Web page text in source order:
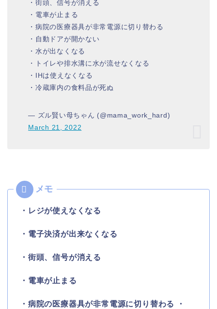
・街頭、信号が消える
・電車が止まる
・病院の医療器具が非常電源に切り替わる
・自動ドアが開かない
・水が出なくなる
・トイレや排水溝に水が流せなくなる
・IHは使えなくなる
・冷蔵庫内の食料品が死ぬ
— ズル賢い母ちゃん (@mama_work_hard)
March 21, 2022
・レジが使えなくなる
・電子決済が出来なくなる
・街頭、信号が消える
・電車が止まる
・病院の医療器具が非常電源に切り替わる ・